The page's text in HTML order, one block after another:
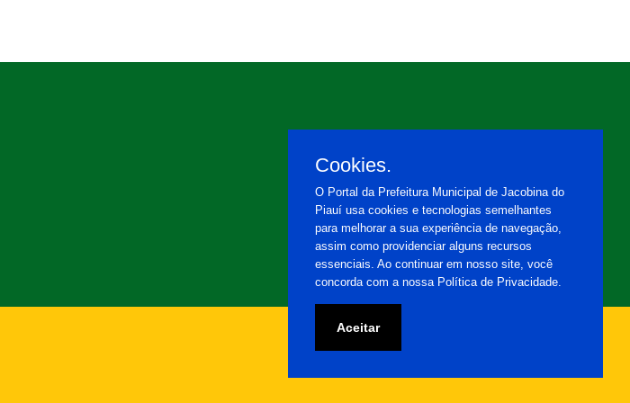
Cookies.
O Portal da Prefeitura Municipal de Jacobina do
Piauí usa cookies e tecnologias semelhantes
para melhorar a sua experiência de navegação,
assim como providenciar alguns recursos
essenciais. Ao continuar em nosso site, você
concorda com a nossa Política de Privacidade.
Aceitar